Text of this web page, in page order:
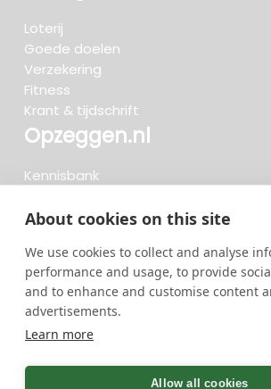
About cookies on this site
We use cookies to collect and analyse
performance and usage, to provide
and to enhance and customise content
advertisements.
Learn more
Allow all cookies
Loterij
Goede doelen
Verzekering
Fitness
Krant & tijdschrift
Opzeggen.nl
Kennisbank
Beoordelingen
Meteen opzeggen
734 opzeggingen afgelopen 30